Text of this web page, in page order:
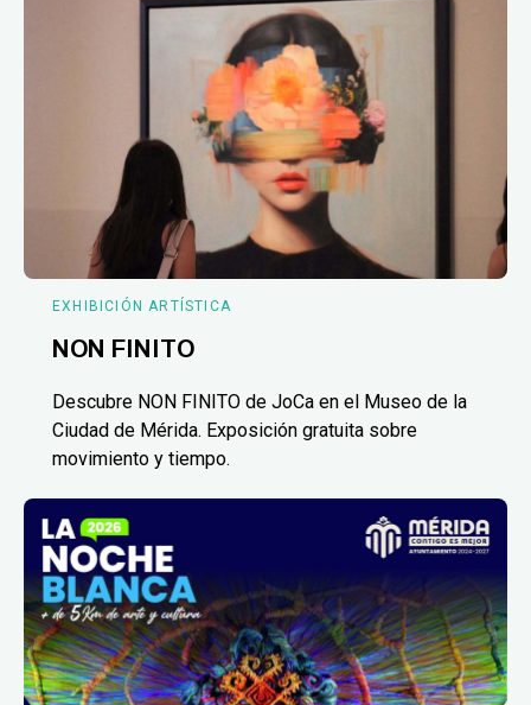
EXHIBICIÓN ARTÍSTICA
NON FINITO
Descubre NON FINITO de JoCa en el Museo de la
Ciudad de Mérida. Exposición gratuita sobre
movimiento y tiempo.